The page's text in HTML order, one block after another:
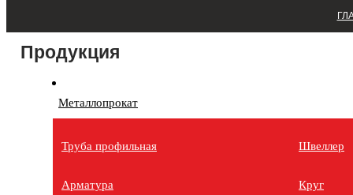
Продукция
Металлопрокат
Труба профильная
Арматура
Швеллер
Круг